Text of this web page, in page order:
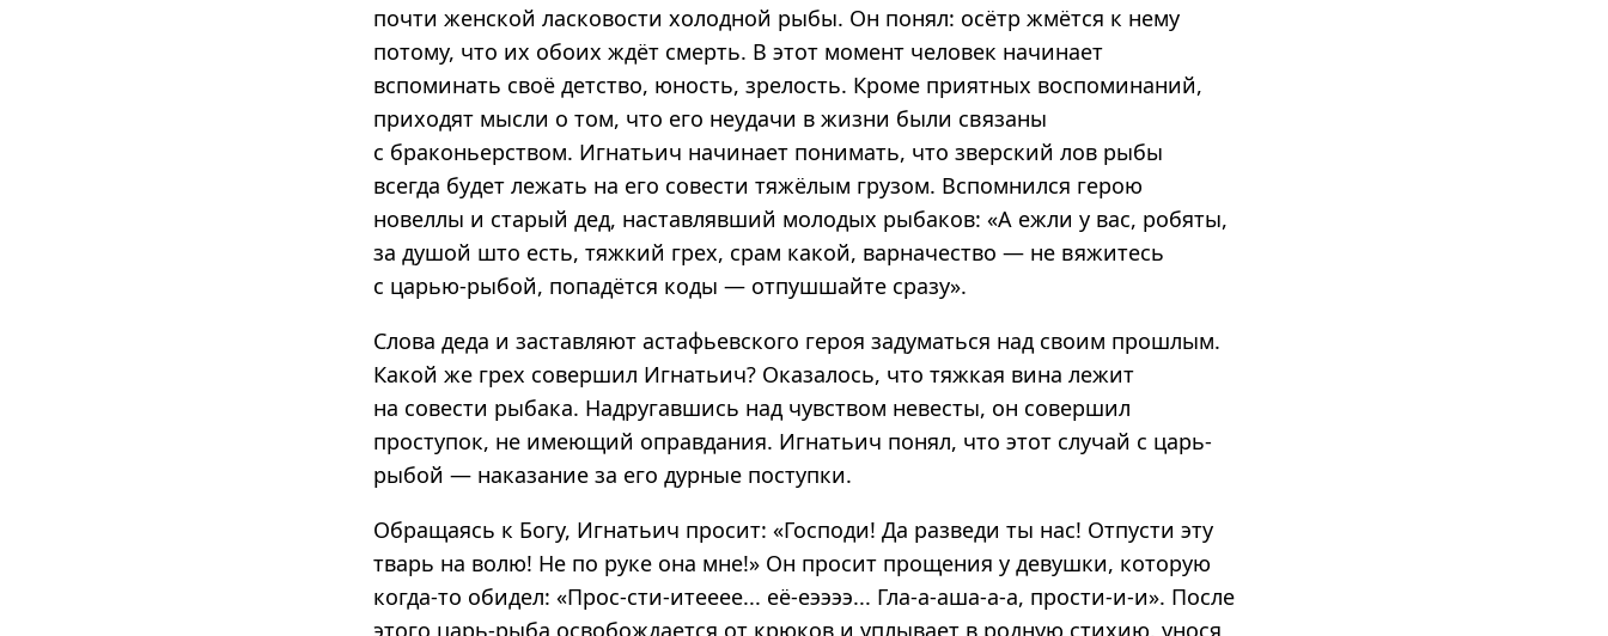
почти женской ласковости холодной рыбы. Он понял: осётр жмётся к нему
потому, что их обоих ждёт смерть. В этот момент человек начинает
вспоминать своё детство, юность, зрелость. Кроме приятных воспоминаний,
приходят мысли о том, что его неудачи в жизни были связаны
с браконьерством. Игнатьич начинает понимать, что зверский лов рыбы
всегда будет лежать на его совести тяжёлым грузом. Вспомнился герою
новеллы и старый дед, наставлявший молодых рыбаков: «А ежли у вас, робяты,
за душой што есть, тяжкий грех, срам какой, варначество — не вяжитесь
с царью-рыбой, попадётся коды — отпушшайте сразу».
Слова деда и заставляют астафьевского героя задуматься над своим прошлым.
Какой же грех совершил Игнатьич? Оказалось, что тяжкая вина лежит
на совести рыбака. Надругавшись над чувством невесты, он совершил
проступок, не имеющий оправдания. Игнатьич понял, что этот случай с царь-
рыбой — наказание за его дурные поступки.
Обращаясь к Богу, Игнатьич просит: «Господи! Да разведи ты нас! Отпусти эту
тварь на волю! Не по руке она мне!» Он просит прощения у девушки, которую
когда-то обидел: «Прос-сти-итееее... её-еээээ... Гла-а-аша-а-а, прости-и-и». После
этого царь-рыба освобождается от крюков и уплывает в родную стихию, унося